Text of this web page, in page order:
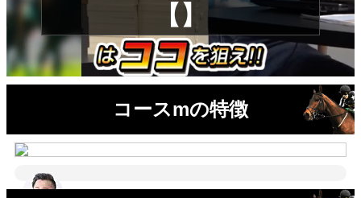
【】
コースmの特徴